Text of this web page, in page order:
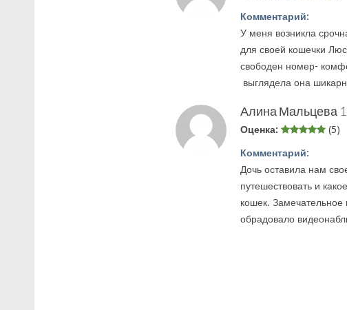
Комментарий:
У меня возникла
для своей кошечки
свободен номер-
выглядела она
Алина Мальцева
Оценка: (5)
Комментарий:
Дочь оставила нам
путешествовать и
кошек.
обрадовало